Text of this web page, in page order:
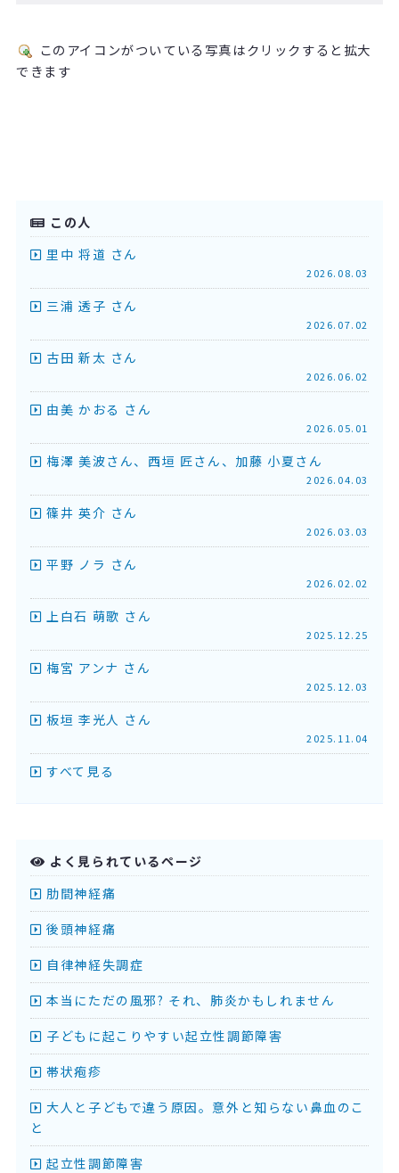
このアイコンがついている写真はクリックすると拡大
できます
この人
里中 将道 さん
2026.08.03
三浦 透子 さん
2026.07.02
古田 新太 さん
2026.06.02
由美 かおる さん
2026.05.01
梅澤 美波さん、西垣 匠さん、加藤 小夏さん
2026.04.03
篠井 英介 さん
2026.03.03
平野 ノラ さん
2026.02.02
上白石 萌歌 さん
2025.12.25
梅宮 アンナ さん
2025.12.03
板垣 李光人 さん
2025.11.04
すべて見る
よく見られているページ
肋間神経痛
後頭神経痛
自律神経失調症
本当にただの風邪? それ、肺炎かもしれません
子どもに起こりやすい起立性調節障害
帯状疱疹
大人と子どもで違う原因。意外と知らない鼻血のこ
と
起立性調節障害